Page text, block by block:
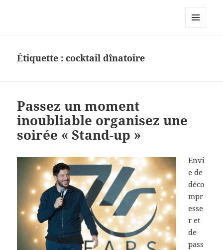
Korporate Events – Nos actualités
Étiquette :cocktail dînatoire
Passez un moment
inoubliable organisez une
soirée « Stand-up »
Envi
e de
déco
mpr
esse
r et
de
pass